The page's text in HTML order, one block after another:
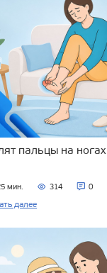
пальцы на ногах
мин. 314 0
далее